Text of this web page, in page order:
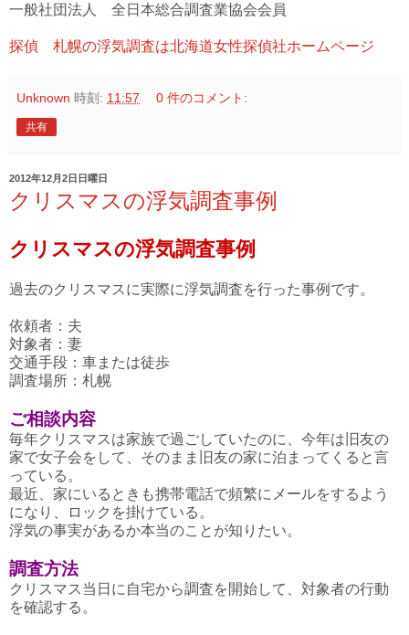
一般社団法人 全日本総合調査業協会会員
探偵 札幌の浮気調査は北海道女性探偵社ホームページ
Unknown 時刻: 11:57 0 件のコメント:
共有
2012年12月2日日曜日
クリスマスの浮気調査事例
クリスマスの浮気調査事例
過去のクリスマスに実際に浮気調査を行った事例です。
依頼者：夫
対象者：妻
交通手段：車または徒歩
調査場所：札幌
ご相談内容
毎年クリスマスは家族で過ごしていたのに、今年は旧友の
家で女子会をして、そのまま旧友の家に泊まってくると言
っている。
最近、家にいるときも携帯電話で頻繁にメールをするよう
になり、ロックを掛けている。
浮気の事実があるか本当のことが知りたい。
調査方法
クリスマス当日に自宅から調査を開始して、対象者の行動
を確認する。